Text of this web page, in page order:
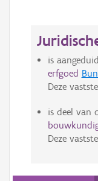
is
erfgoed
Deze
is deel van
Deze